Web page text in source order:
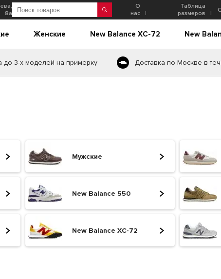
8а
О
нас
Таблица
размеров
Женские New Balance XC-72 New
до 3-х моделей на примерку Доставка по Москве в
Мужские
New Balance 550
New Balance XC-72